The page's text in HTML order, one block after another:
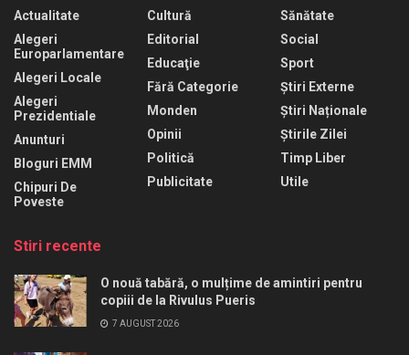
Actualitate
Alegeri
Europarlamentare
Alegeri Locale
Alegeri
Prezidentiale
Anunturi
Bloguri EMM
Chipuri De
Poveste
Cultură
Editorial
Educaţie
Fără Categorie
Monden
Opinii
Politică
Publicitate
Sănătate
Social
Sport
Știri Externe
Știri Naționale
Știrile Zilei
Timp Liber
Utile
Stiri recente
O nouă tabără, o mulțime de amintiri pentru
copiii de la Rivulus Pueris
7 AUGUST 2026